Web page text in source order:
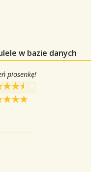
w bazie danych
piosenkę!